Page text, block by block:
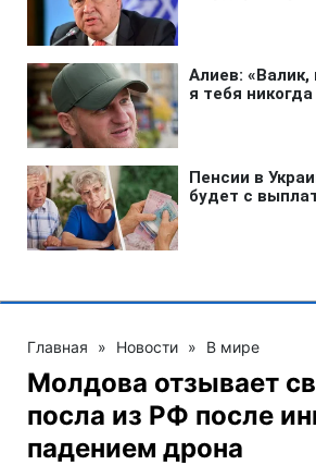
Главная » Новости » В мире
Молдова отзывает
посла из РФ после
падением дрона